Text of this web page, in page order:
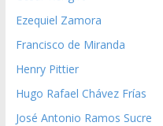
Ezequiel Zamora
Francisco de Miranda
Henry Pittier
Hugo Rafael Chávez Frías
José Antonio Ramos Sucre